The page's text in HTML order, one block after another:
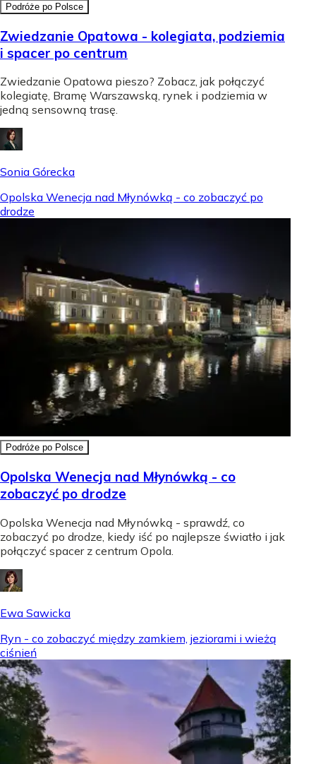
Podróże po Polsce
Zwiedzanie Opatowa - kolegiata, podziemia
i spacer po centrum
Zwiedzanie Opatowa pieszo? Zobacz, jak połączyć
kolegiatę, Bramę Warszawską, rynek i podziemia w
jedną sensowną trasę.
Sonia Górecka
Opolska Wenecja nad Młynówką - co zobaczyć po
drodze
Podróże po Polsce
Opolska Wenecja nad Młynówką - co
zobaczyć po drodze
Opolska Wenecja nad Młynówką - sprawdź, co
zobaczyć po drodze, kiedy iść po najlepsze światło i jak
połączyć spacer z centrum Opola.
Ewa Sawicka
Ryn - co zobaczyć między zamkiem, jeziorami i wieżą
ciśnień